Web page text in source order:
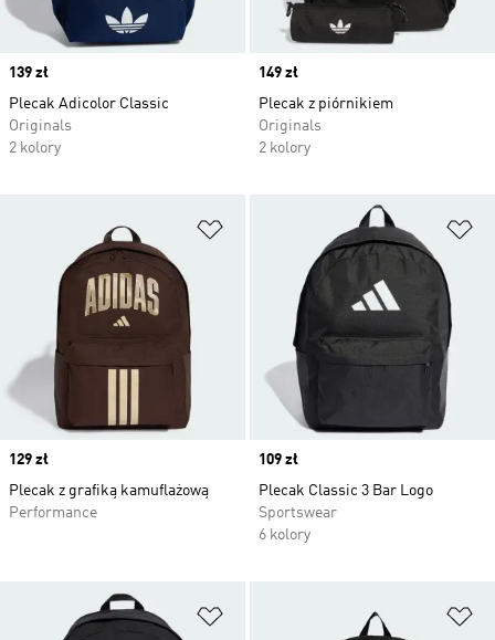
Price
139 zł
Plecak Adicolor Classic
Originals
2 kolory
Price
149 zł
Plecak z piórnikiem
Originals
2 kolory
Dodaj do listy życzeń
Price
129 zł
Plecak z grafiką kamuflażową
Performance
Price
109 zł
Plecak Classic 3 Bar Logo
Sportswear
6 kolory
Dodaj do listy życzeń